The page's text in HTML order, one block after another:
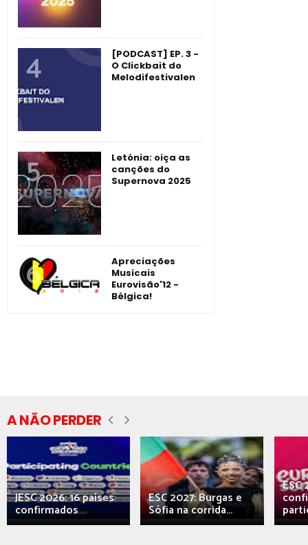
[PODCAST] EP. 3 -
O Clickbait do
Melodifestivalen
Letónia: oiça as
canções do
Supernova 2025
Apreciações
Musicais
Eurovisão'12 -
Bélgica!
A NÃO PERDER
JESC 2026: 16 países
confirmados
ESC 2027: Burgas e
Sófia na corrida...
ESC